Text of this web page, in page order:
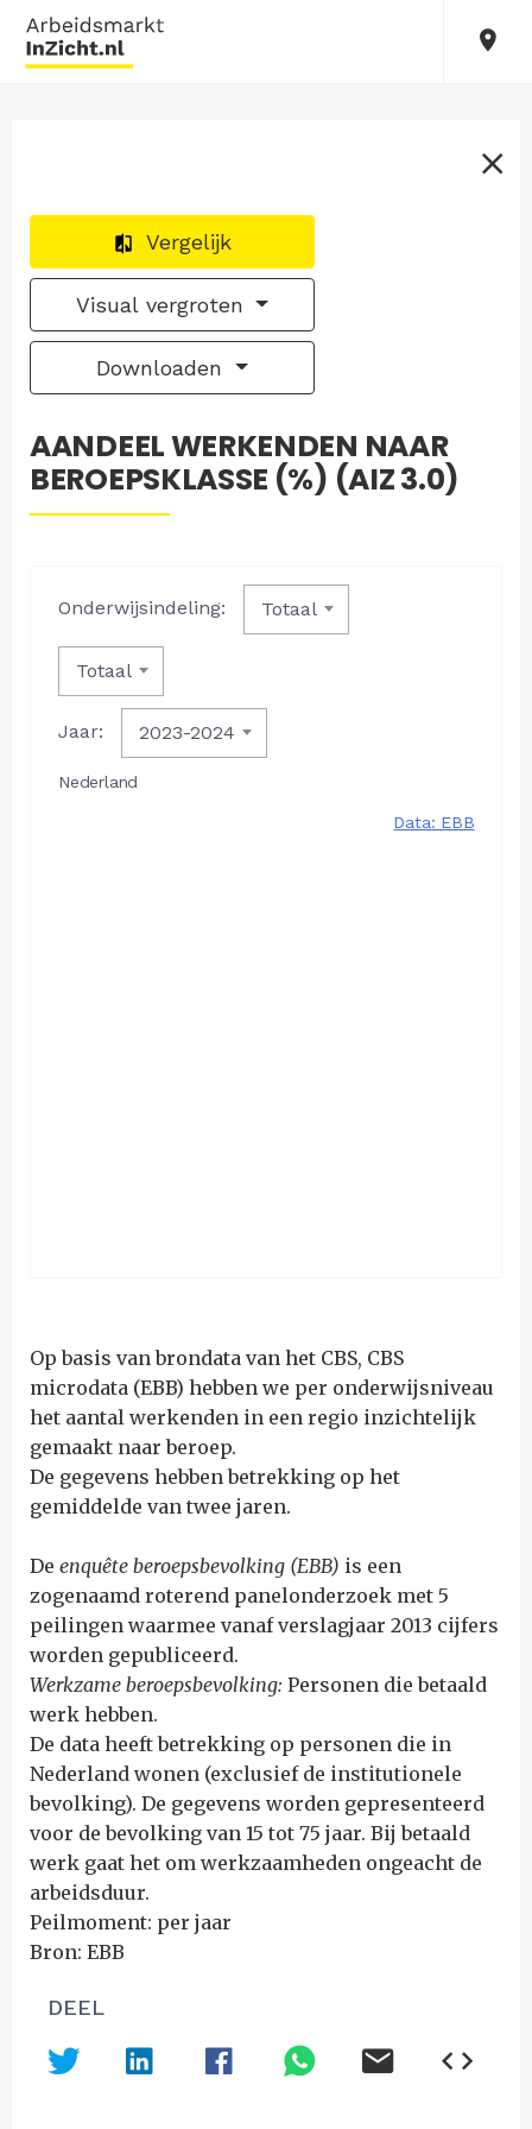
Vergelijk
Visual vergroten
Downloaden
AANDEEL WERKENDEN NAAR
BEROEPSKLASSE (%) (AIZ 3.0)
Op basis van brondata van het CBS, CBS
microdata (EBB) hebben we per onderwijsniveau
het aantal werkenden in een regio inzichtelijk
gemaakt naar beroep.
De gegevens hebben betrekking op het
gemiddelde van twee jaren.
De enquête beroepsbevolking (EBB) is een
zogenaamd roterend panelonderzoek met 5
peilingen waarmee vanaf verslagjaar 2013 cijfers
worden gepubliceerd.
Werkzame beroepsbevolking: Personen die betaald
werk hebben.
De data heeft betrekking op personen die in
Nederland wonen (exclusief de institutionele
bevolking). De gegevens worden gepresenteerd
voor de bevolking van 15 tot 75 jaar. Bij betaald
werk gaat het om werkzaamheden ongeacht de
arbeidsduur.
Peilmoment: per jaar
Bron: EBB
DEEL